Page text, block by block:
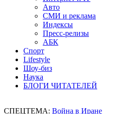
Авто
СМИ и реклама
Индексы
Пресс-релизы
АБК
Спорт
Lifestyle
Шоу-биз
Наука
БЛОГИ ЧИТАТЕЛЕЙ
СПЕЦТЕМА: Война в Иране